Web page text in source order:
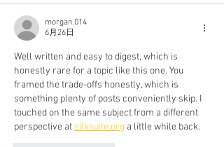
morgan.014
6月26日
Well written and easy to digest, which is
honestly rare for a topic like this one. You
framed the trade-offs honestly, which is
something plenty of posts conveniently skip. I
touched on the same subject from a different
perspective at silksuite.org a little while back.